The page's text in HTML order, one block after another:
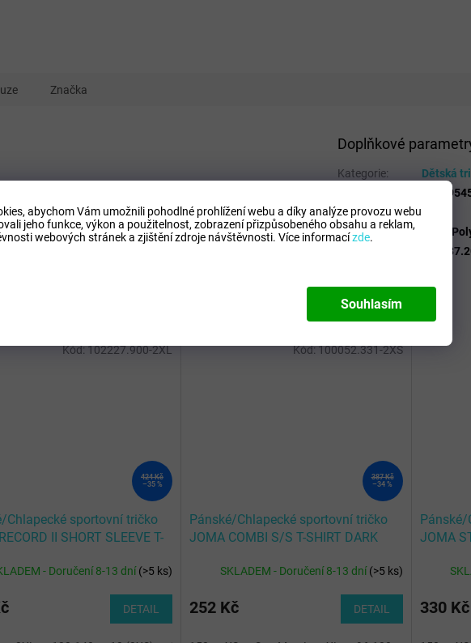
abychom Vám umožnili pohodlné prohlížení webu a díky analýze provozu webu
jeho funkce, výkon a použitelnost, zobrazení přizpůsobeného obsahu a reklam,
webových stránek a zjištění zdroje návštěvnosti. Více informacízde.
Souhlasím
424 Kč
–35 %
Chlapecké sportovní tričko
II SHORT SLEEVE T-
- Doručení 8-13 dní(>5 ks)
DETAIL
Kód:102227.900-2XL
387 Kč
–34 %
Pánské/Chlapecké sportovní tričko
JOMA COMBI S/S T-SHIRT DARK
SKLADEM - Doručení 8-13 dní(>5 ks)
252 Kč DETAIL
Kód:100052.331-2XS
Pánské/
JOMA
330 Kč
Značka
Doplňkové
Kategorie:
Dětská
Tipo Mdelo :
Composicion:
100%